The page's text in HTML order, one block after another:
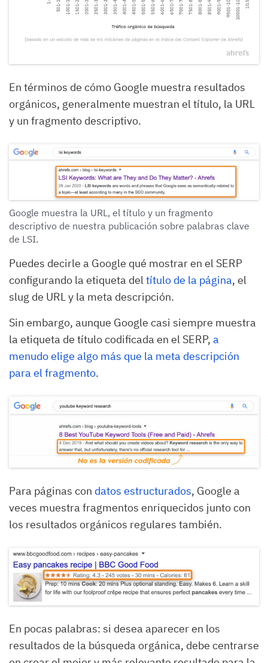
En términos de cómo Google muestra resultados
orgánicos, generalmente muestran el título, la URL
y un fragmento descriptivo.
Google muestra la URL, el título y un fragmento
descriptivo de nuestra publicación sobre palabras clave
de LSI.
Puedes decirle a Google qué mostrar en el SERP
configurando la etiqueta deltítulo de la página, el
slug de URL y la meta descripción.
Sin embargo, aunque Google casi siempre muestra
la etiqueta de título codificada en el SERP, a
menudo elige algo más que la meta descripción
para el fragmento.
Para páginas con datos estructurados, Google a
veces muestra fragmentos enriquecidos junto con
los resultados orgánicos regulares también.
En pocas palabras: si desea aparecer en los
resultados de la búsqueda orgánica, debe centrarse